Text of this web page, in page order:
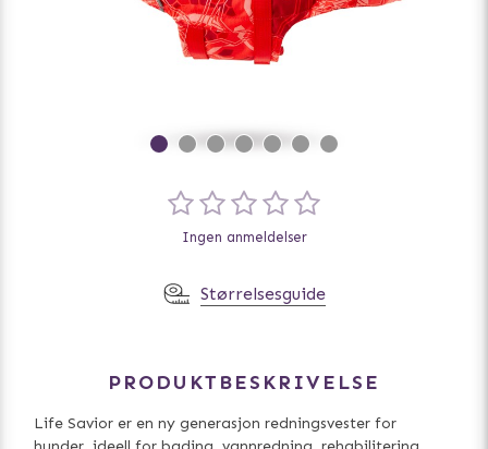
Ingen anmeldelser
Størrelsesguide
PRODUKTBESKRIVELSE
Life Savior er en ny generasjon redningsvester for